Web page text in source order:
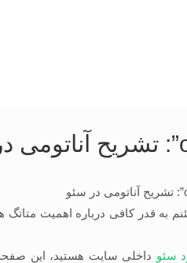
سئو داخلی “on page seo”: تشریح آناتومی در
قدر کافی درباره اهمیت متاتگ
سئو داخلی سایت هستید، این